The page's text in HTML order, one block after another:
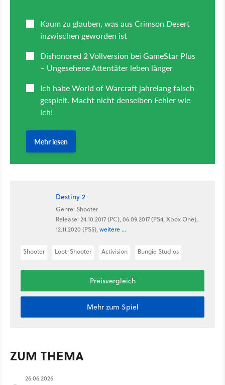
Destiny 2
Genre: Shooter
Release: 24.10.2017 (PC), 06.09.2017 (PS4, Xbox One),
12.11.2020 (PS5), weitere ...
Shooter Loot-Shooter Activision Bungie Studios
Preisvergleich
Mehr zum Spiel
ZUM THEMA
26.06.2026